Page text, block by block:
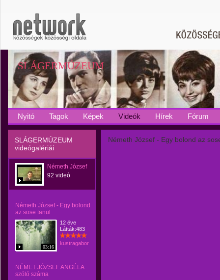
SLÁGERMÚZEUM
Nyitó Tagok Képek Videók Hírek Fórum
SLÁGERMÚZEUM
videógalériái
Németh József
92 videó
Németh József - Egy bolond
az sose tanul
03:16
12 éve
Látták:483
kustragabor
NÉMET JÓZSEF ANGÉLA
szóló száma
Németh József - Egy bolond az